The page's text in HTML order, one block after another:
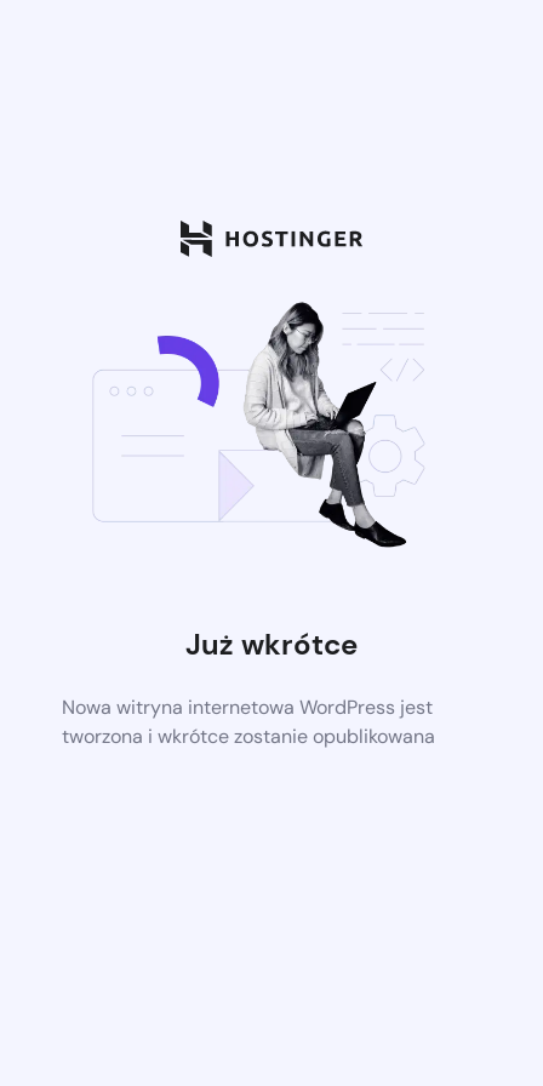
Już wkrótce
Nowa witryna internetowa WordPress jest
tworzona i wkrótce zostanie opublikowana